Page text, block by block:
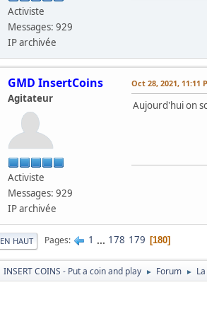
Activiste
Messages: 929
IP archivée
GMD InsertCoins
Agitateur
Activiste
Messages: 929
IP archivée
Oct 28, 2021, 11:11
Aujourd'hui on
EN HAUT Pages 1 ... 178 179 180
INSERT COINS - Put a coin and play ► Forum ►